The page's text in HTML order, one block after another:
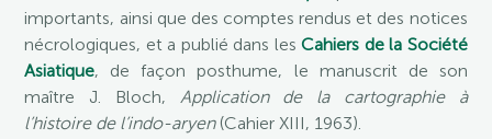
importants, ainsi que des comptes rendus et des notices
nécrologiques, et a publié dans lesCahiers de la Société
Asiatique, de façon posthume, le manuscrit de son
maître J. Bloch, Application de la cartographie à
l’histoire de l’indo-aryen(Cahier XIII, 1963).